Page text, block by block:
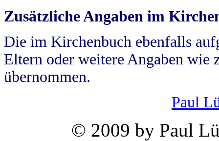
Zusätzliche Angaben im
Die im Kirchenbuch ebenfalls
Eltern oder weitere Angaben wie
übernommen.
Paul
© 2009 by Paul